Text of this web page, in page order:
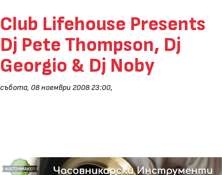
Club Lifehouse Presents
Dj Pete Thompson, Dj
Georgio & Dj Noby
събота, 08 ноември 2008 23:00,